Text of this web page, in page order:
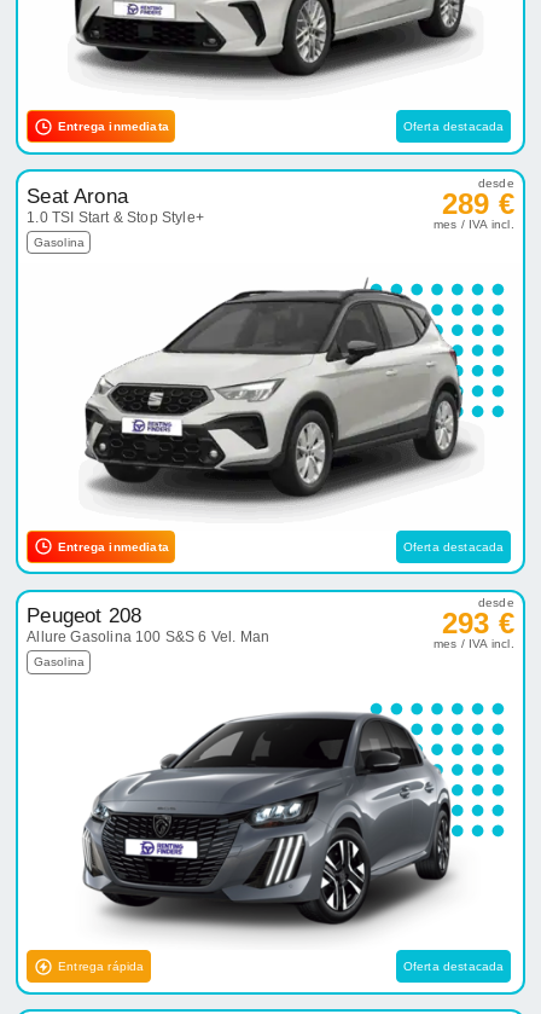
Entrega inmediata Oferta destacada
Seat Arona
1.0 TSI Start & Stop Style+
Gasolina
desde
289 €
mes / IVA incl.
Entrega inmediata Oferta destacada
Peugeot 208
Allure Gasolina 100 S&S 6 Vel. Man
Gasolina
desde
293 €
mes / IVA incl.
Entrega rápida Oferta destacada